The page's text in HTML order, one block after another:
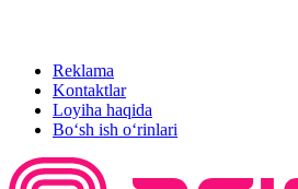
Reklama
Kontaktlar
Loyiha haqida
Bo‘sh ish o‘rinlari